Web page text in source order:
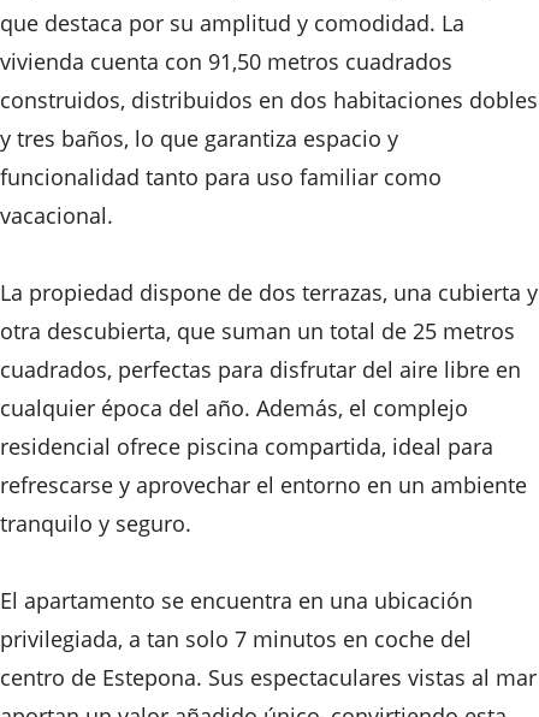
que destaca por su amplitud y comodidad. La
vivienda cuenta con 91,50 metros cuadrados
construidos, distribuidos en dos habitaciones dobles
y tres baños, lo que garantiza espacio y
funcionalidad tanto para uso familiar como
vacacional.
La propiedad dispone de dos terrazas, una cubierta y
otra descubierta, que suman un total de 25 metros
cuadrados, perfectas para disfrutar del aire libre en
cualquier época del año. Además, el complejo
residencial ofrece piscina compartida, ideal para
refrescarse y aprovechar el entorno en un ambiente
tranquilo y seguro.
El apartamento se encuentra en una ubicación
privilegiada, a tan solo 7 minutos en coche del
centro de Estepona. Sus espectaculares vistas al mar